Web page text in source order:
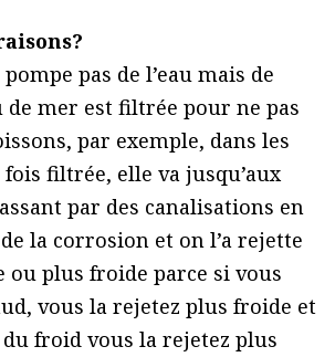
pas de l’eau mais de
de mer est filtrée pour ne pas
par exemple, dans les
filtrée, elle va jusqu’aux
par des canalisations en
la corrosion et on l’a rejette
ou plus froide parce si vous
vous la rejetez plus froide et
froid vous la rejetez plus